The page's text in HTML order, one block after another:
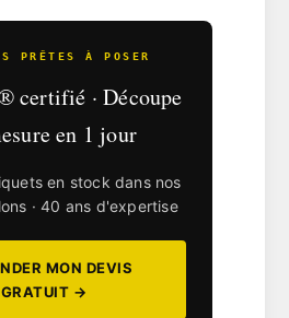
PRÊTES À POSER
certifié · Découpe
en 1 jour
en stock dans nos
· 40 ans d'expertise
MON DEVIS
GRATUIT →